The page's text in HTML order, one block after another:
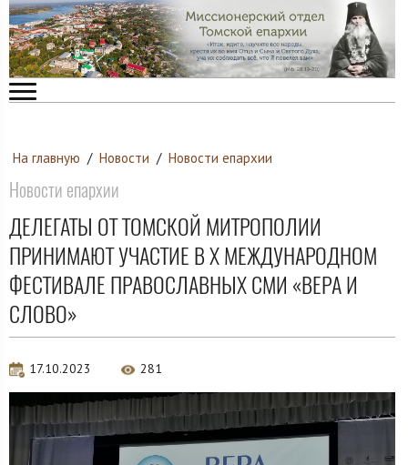
На главную / Новости / Новости епархии
Новости епархии
ДЕЛЕГАТЫ ОТ ТОМСКОЙ МИТРОПОЛИИ
ПРИНИМАЮТ УЧАСТИЕ В X МЕЖДУНАРОДНОМ
ФЕСТИВАЛЕ ПРАВОСЛАВНЫХ СМИ «ВЕРА И
СЛОВО»
17.10.2023 281